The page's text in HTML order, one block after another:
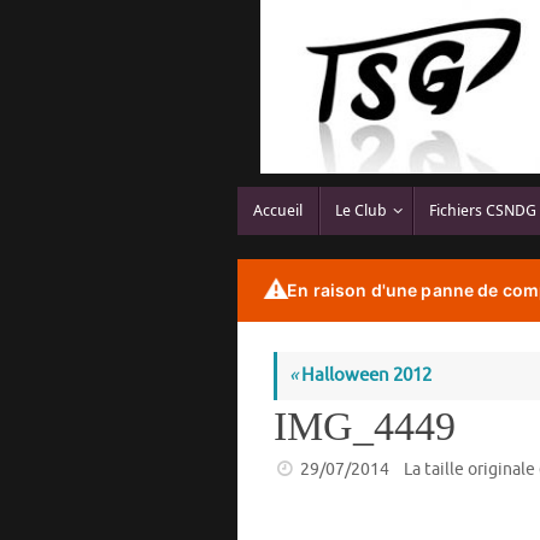
Accueil Le Club Fichiers CSNDG
⚠️En raison d'une panne de
«Halloween 2012
IMG_4449
29/07/2014 La taille